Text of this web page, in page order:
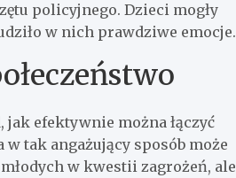
policyjnego. Dzieci mogły
w nich prawdziwe emocje.
efektywnie można łączyć
tak angażujący sposób może
w kwestii zagrożeń, ale